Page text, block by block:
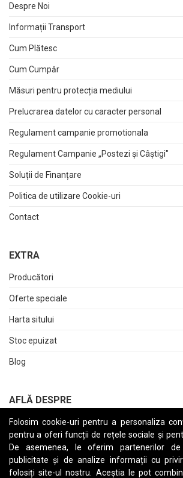
Folosim cookie-uri pentru a personaliza
pentru a oferi funcții de rețele sociale și
De asemenea, le oferim partenerilor
publicitate și de analize informații cu
folosiți site-ul nostru. Aceștia le pot
Despre Noi
Informații Transport
Cum Plătesc
Cum Cumpăr
Măsuri pentru protecția mediului
Prelucrarea datelor cu caracter personal
Regulament campanie promotionala
Regulament Campanie „Postezi și Câștigi"
Soluții de Finanțare
Politica de utilizare Cookie-uri
Contact
EXTRA
Producători
Oferte speciale
Harta sitului
Stoc epuizat
Blog
AFLĂ DESPRE
Returnări
Termeni și Condiții
Raport date personale